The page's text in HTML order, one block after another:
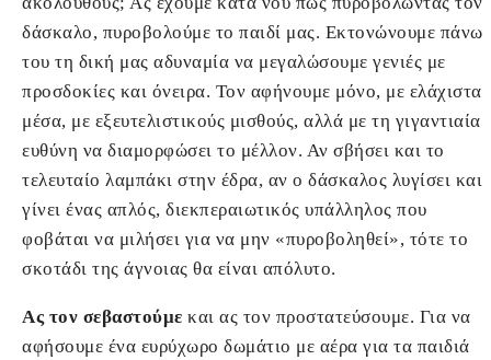
δάσκαλο, πυροβολούμε το παιδί μας. Εκτονώνουμε πάνω
του τη δική μας αδυναμία να μεγαλώσουμε γενιές με
προσδοκίες και όνειρα. Τον αφήνουμε μόνο, με ελάχιστα
μέσα, με εξευτελιστικούς μισθούς, αλλά με τη γιγαντιαία
ευθύνη να διαμορφώσει το μέλλον. Αν σβήσει και το
τελευταίο λαμπάκι στην έδρα, αν ο δάσκαλος λυγίσει και
γίνει ένας απλός, διεκπεραιωτικός υπάλληλος που
φοβάται να μιλήσει για να μην «πυροβοληθεί», τότε το
σκοτάδι της άγνοιας θα είναι απόλυτο.
Ας τον σεβαστούμε και ας τον προστατεύσουμε. Για να
αφήσουμε ένα ευρύχωρο δωμάτιο με αέρα για τα παιδιά